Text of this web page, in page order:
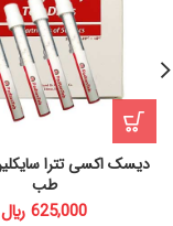
طب
﷼